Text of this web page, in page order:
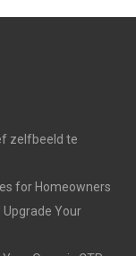
zelfbeeld te
for Homeowners
Your